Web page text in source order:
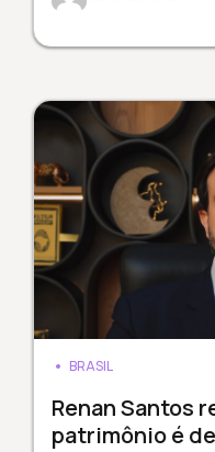
BRASIL
Renan Santos
patrimônio é